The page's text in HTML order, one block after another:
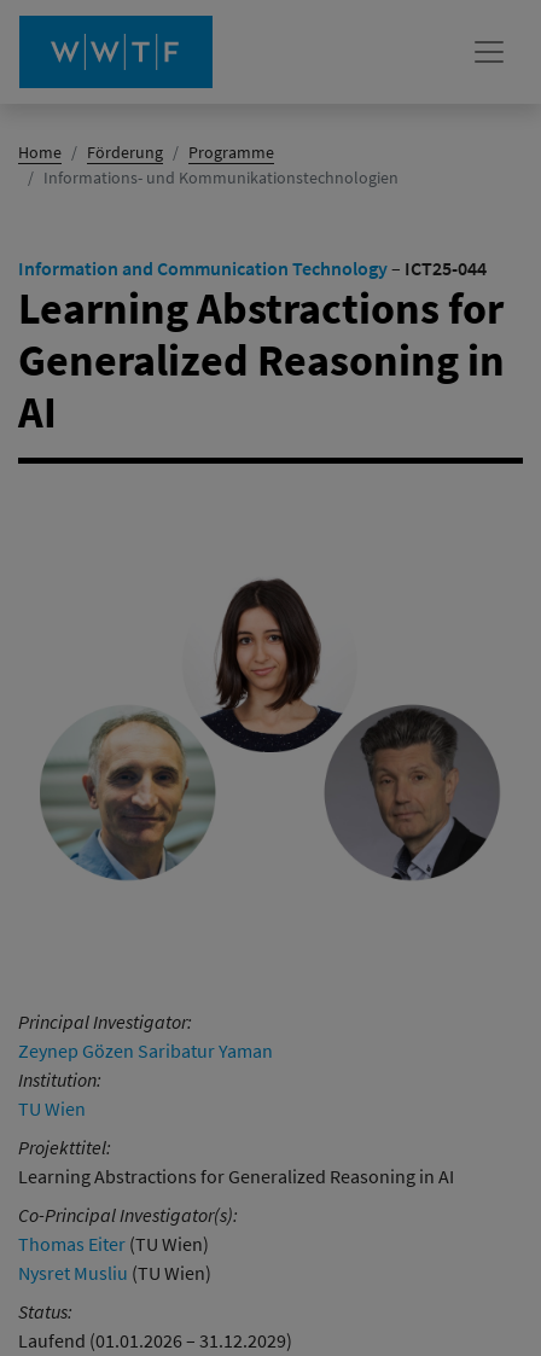
Home Förderung
Programme
Informations- und Kommunikationstechnologien
Information and Communication Technology– ICT25-044
Learning Abstractions for
Generalized Reasoning in
AI
Principal Investigator:
Zeynep Gözen Saribatur Yaman
Institution:
TU Wien
Projekttitel:
Learning Abstractions for Generalized Reasoning in AI
Co-Principal Investigator(s):
Thomas Eiter (TU Wien)
Nysret Musliu (TU Wien)
Status:
Laufend (01.01.2026 – 31.12.2029)